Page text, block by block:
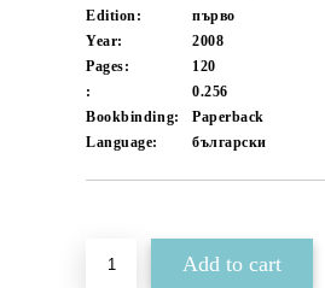
Edition:
първо
Year:
2008
Pages:
120
:
0.256
Bookbinding:
Paperback
Language:
български